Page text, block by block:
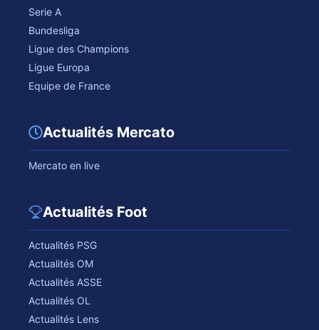
Serie A
Bundesliga
Ligue des Champions
Ligue Europa
Equipe de France
Actualités Mercato
Mercato en live
Actualités Foot
Actualités PSG
Actualités OM
Actualités ASSE
Actualités OL
Actualités Lens